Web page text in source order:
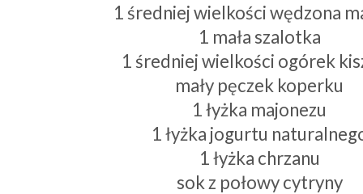
1 średniej wielkości wędzona
1 mała szalotka
1 średniej wielkości ogórek
mały pęczek koperku
1 łyżka majonezu
1 łyżka jogurtu
1 łyżka chrzanu
sok z połowy cytryny